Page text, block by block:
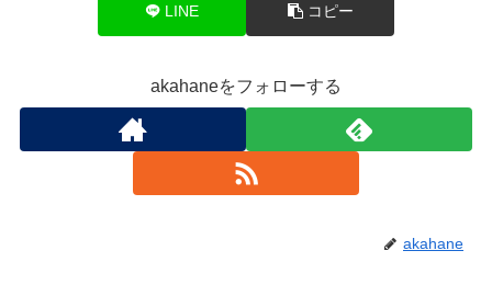
LINE コピー
akahaneをフォローする
akahane